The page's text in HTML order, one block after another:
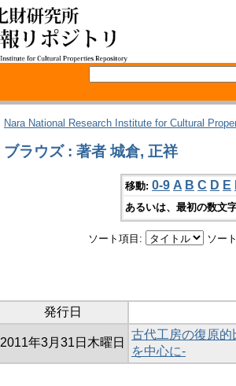
Nara National Research Institute for Cultural
ブラウズ : 著者 城倉, 正祥
移動: 0-9 A B C D E
あるいは、最初の数文
ソート項目: ソー
発行日
2011年3月31日木曜日
古代工房の復原
を中心に-